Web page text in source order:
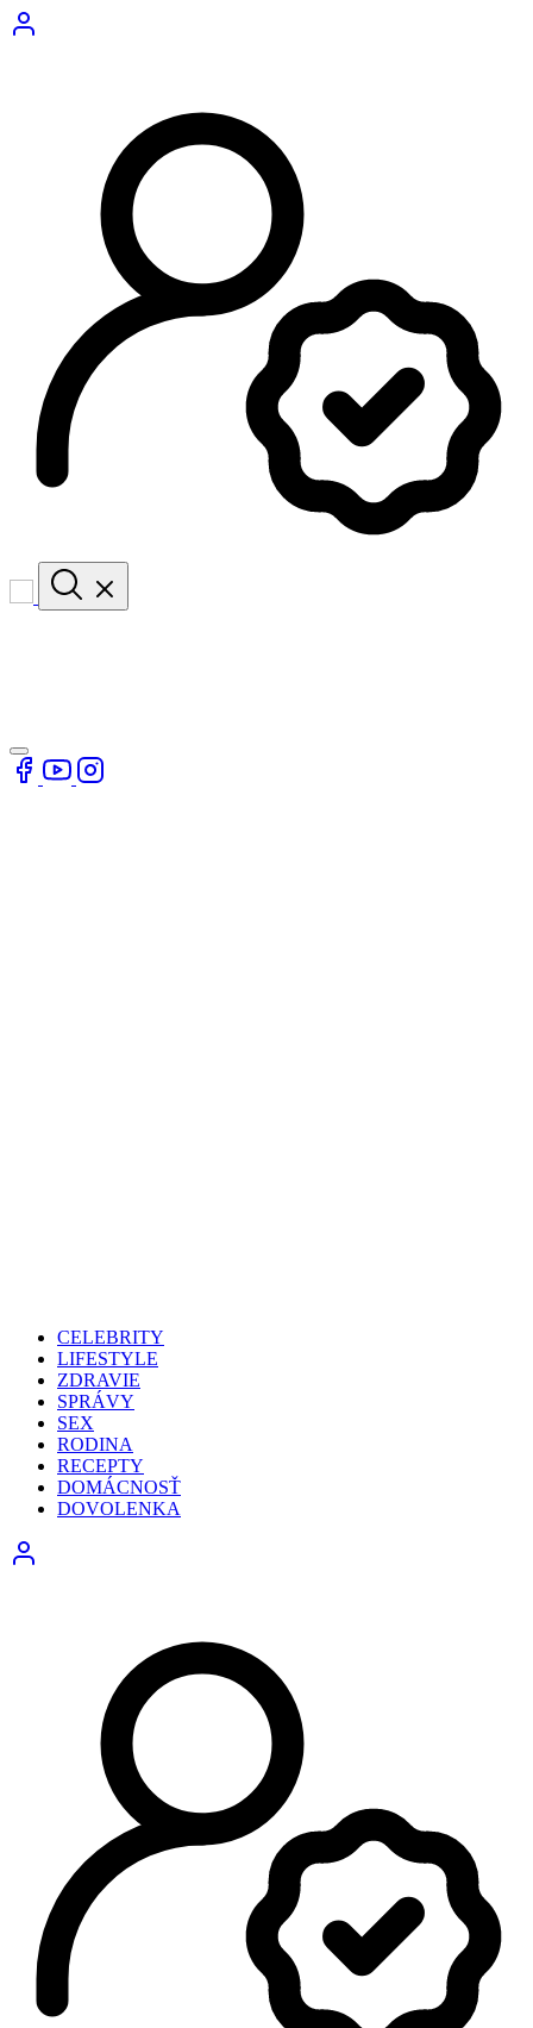
CELEBRITY
LIFESTYLE
ZDRAVIE
SPRÁVY
SEX
RODINA
RECEPTY
DOMÁCNOSŤ
DOVOLENKA